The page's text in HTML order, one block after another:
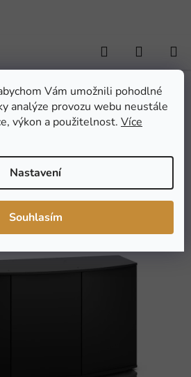
Vám umožnili pohodlné
analýze provozu webu neustále
výkon a použitelnost. Více
Nastavení
Souhlasím
Hledat
KOŠÍK
a akvarijní sety / Skříňky a
pro akvárium Vision 450
SBX pro
450
hodnocení